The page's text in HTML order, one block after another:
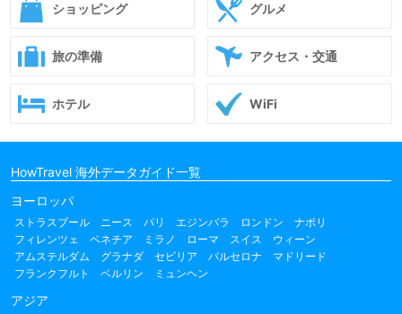
ショッピング グルメ
旅の準備 アクセス・交通
ホテル WiFi
HowTravel 海外データガイド一覧
ヨーロッパ
ストラスブール ニース パリ エジンバラ ロンドン
ナポリ
フィレンツェ
ベネチア ミラノ ローマ スイス
ウィーン
アムステルダム
グラナダ セビリア バルセロナ
マドリード
フランクフルト
ベルリン ミュンヘン
アジア